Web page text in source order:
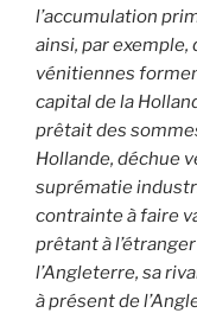
l’accumulation
ainsi, par
vénitiennes
capital de la
prêtait des
Hollande, déchue
suprématie
contrainte à faire
prêtant à
l’Angleterre, sa
à présent de